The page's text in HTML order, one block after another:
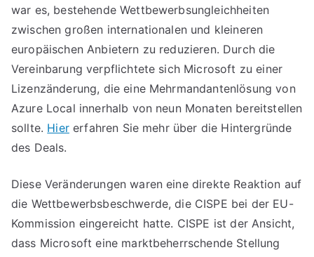
war es, bestehende Wettbewerbsungleichheiten
zwischen großen internationalen und kleineren
europäischen Anbietern zu reduzieren. Durch die
Vereinbarung verpflichtete sich Microsoft zu einer
Lizenzänderung, die eine Mehrmandantenlösung von
Azure Local innerhalb von neun Monaten bereitstellen
sollte. Hiererfahren Sie mehr über die Hintergründe
des Deals.
Diese Veränderungen waren eine direkte Reaktion auf
die Wettbewerbsbeschwerde, die CISPE bei der EU-
Kommission eingereicht hatte. CISPE ist der Ansicht,
dass Microsoft eine marktbeherrschende Stellung